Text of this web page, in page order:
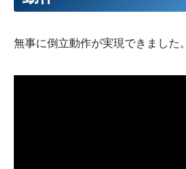
無事に倒立動作が実現できました。